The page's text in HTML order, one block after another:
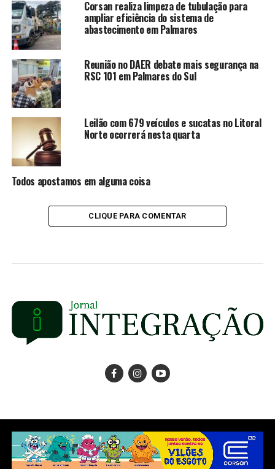
Corsan realiza limpeza de tubulação para
ampliar eficiência do sistema de
abastecimento em Palmares
Reunião no DAER debate mais segurança na
RSC 101 em Palmares do Sul
Leilão com 679 veículos e sucatas no Litoral
Norte ocorrerá nesta quarta
Todos apostamos em alguma coisa
CLIQUE PARA COMENTAR